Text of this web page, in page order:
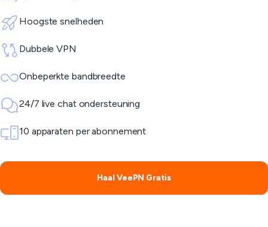
Hoogste snelheden
Dubbele VPN
Onbeperkte bandbreedte
24/7 live chat ondersteuning
10 apparaten per abonnement
Haal VeePN Gratis